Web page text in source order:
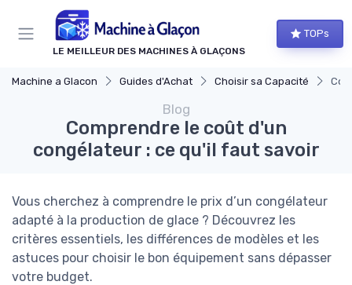
LE MEILLEUR DES MACHINES À GLAÇONS
TOPs
Machine a Glacon Guides d'Achat Choisir sa Capacité
Blog
Comprendre le coût d'un
congélateur : ce qu'il faut savoir
Vous cherchez à comprendre le prix d’un congélateur
adapté à la production de glace ? Découvrez les
critères essentiels, les différences de modèles et les
astuces pour choisir le bon équipement sans dépasser
votre budget.
Panneau de gestion des cookies